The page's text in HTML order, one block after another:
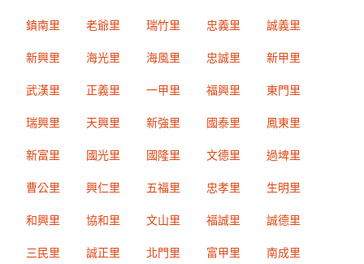
鎮南里 老爺里 瑞竹里 忠義里 誠義里
新興里 海光里 海風里 忠誠里 新甲里
武漢里 正義里 一甲里 福興里 東門里
瑞興里 天興里 新強里 國泰里 鳳東里
新富里 國光里 國隆里 文德里 過埤里
曹公里 興仁里 五福里 忠孝里 生明里
和興里 協和里 文山里 福誠里 誠德里
三民里 誠正里 北門里 富甲里 南成里